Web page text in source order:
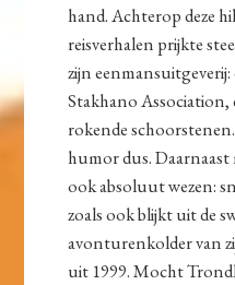
hand. Achterop deze
reisverhalen prijkte
zijn
Stakhano Association,
rokende
humor dus.
ook absoluut wezen:
zoals ook blijkt uit de
avonturenkolder van
uit 1999. Mocht